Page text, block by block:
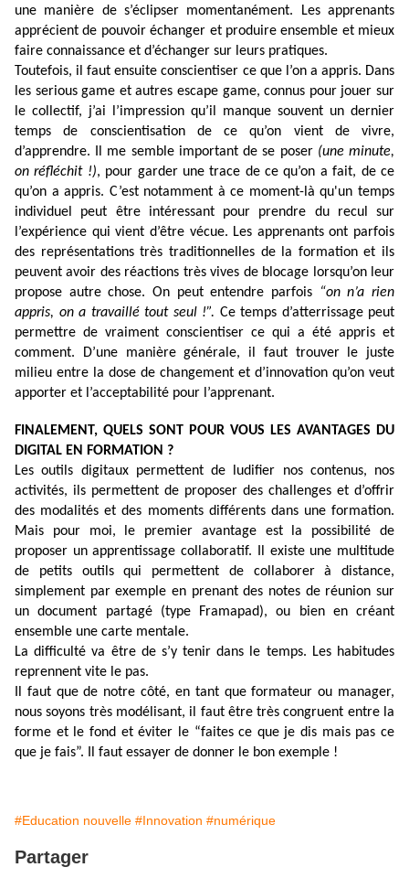
une manière de s’éclipser momentanément. Les apprenants
apprécient de pouvoir échanger et produire ensemble et mieux
faire connaissance et d’échanger sur leurs pratiques.
Toutefois, il faut ensuite conscientiser ce que l’on a appris. Dans
les serious game et autres escape game, connus pour jouer sur
le collectif, j’ai l’impression qu’il manque souvent un dernier
temps de conscientisation de ce qu’on vient de vivre,
d’apprendre. Il me semble important de se poser (une minute,
on réfléchit !), pour garder une trace de ce qu’on a fait, de ce
qu’on a appris. C’est notamment à ce moment-là qu'un temps
individuel peut être intéressant pour prendre du recul sur
l’expérience qui vient d’être vécue. Les apprenants ont parfois
des représentations très traditionnelles de la formation et ils
peuvent avoir des réactions très vives de blocage lorsqu’on leur
propose autre chose. On peut entendre parfois
“on n’a rien
appris, on a travaillé tout seul !”. Ce temps d’atterrissage peut
permettre de vraiment conscientiser ce qui a été appris et
comment. D’une manière générale, il faut trouver le juste
milieu entre la dose de changement et d’innovation qu’on veut
apporter et l’acceptabilité pour l’apprenant.
FINALEMENT, QUELS SONT POUR VOUS LES AVANTAGES DU
DIGITAL EN FORMATION ?
Les outils digitaux permettent de ludifier nos contenus, nos
activités, ils permettent de proposer des challenges et d’offrir
des modalités et des moments différents dans une formation.
Mais pour moi, le premier avantage est la possibilité de
proposer un apprentissage collaboratif. Il existe une multitude
de petits outils qui permettent de collaborer à distance,
simplement par exemple en prenant des notes de réunion sur
un document partagé (type Framapad), ou bien en créant
ensemble une carte mentale.
La difficulté va être de s’y tenir dans le temps. Les habitudes
reprennent vite le pas.
Il faut que de notre côté, en tant que formateur ou manager,
nous soyons très modélisant, il faut être très congruent entre la
forme et le fond et éviter le “faites ce que je dis mais pas ce
que je fais”. Il faut essayer de donner le bon exemple !
#Education nouvelle #Innovation #numérique
Partager